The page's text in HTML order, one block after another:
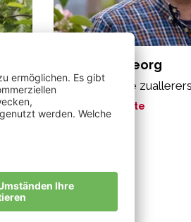
Tappeiner Georg
“Eine Arbeit, die
Meine Geschichte